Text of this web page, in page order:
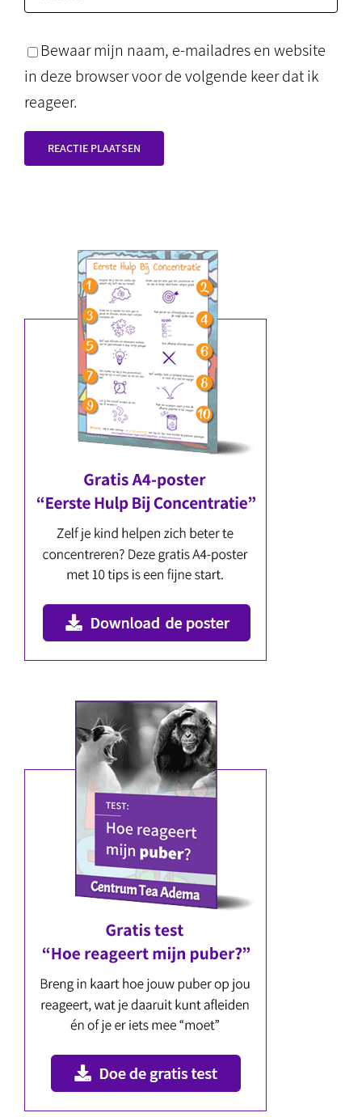
Bewaar mijn naam, e-mailadres en website
in deze browser voor de volgende keer dat ik
reageer.